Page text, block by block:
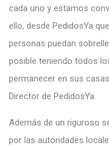
cada uno y estamos
ello, desde PedidosYa
personas puedan
posible teniendo todos
permanecer en sus
Director de PedidosYa.
Además de un riguroso
por las autoridades